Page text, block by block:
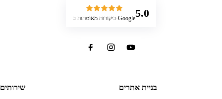
ביקורות מאומתות ב-Google5.0
שירותים
בניית אתרים